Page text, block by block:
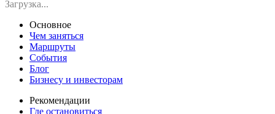
Загрузка...
Основное
Чем заняться
Маршруты
События
Блог
Бизнесу и инвесторам
Рекомендации
Где остановиться